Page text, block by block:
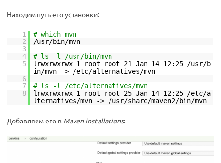
Находим путь его установки:
1
# which mvn
2
/usr/bin/mvn
3
4
# ls -l /usr/bin/mvn
5
lrwxrwxrwx 1 root root 21 Jan 14 12:25 /usr/b
in/mvn -> /etc/alternatives/mvn
6
7
# ls -l /etc/alternatives/mvn
8
lrwxrwxrwx 1 root root 25 Jan 14 12:25 /etc/a
lternatives/mvn -> /usr/share/maven2/bin/mvn
Добавляем его в Maven installations: